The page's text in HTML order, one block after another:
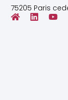
75205 Paris